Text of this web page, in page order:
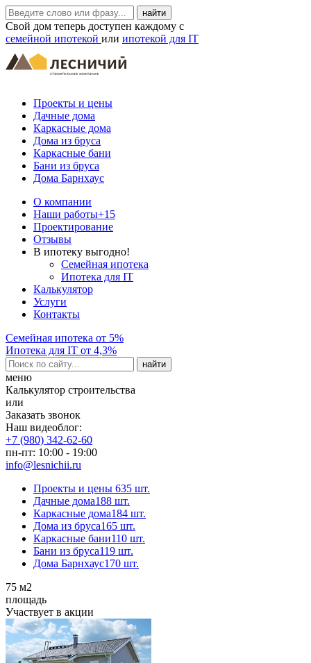
Свой дом теперь доступен каждому с
семейной ипотекой или ипотекой для IT
Проекты и цены
Дачные дома
Каркасные дома
Дома из бруса
Каркасные бани
Бани из бруса
Дома Барнхаус
О компании
Наши работы+15
Проектирование
Отзывы
В ипотеку выгодно!
Семейная ипотека
Ипотека для IT
Калькулятор
Услуги
Контакты
Семейная ипотека от 5%
Ипотека для IT от 4,3%
меню
Калькулятор строительства
или
Заказать звонок
Наш видеоблог:
+7 (980) 342-62-60
пн-пт: 10:00 - 19:00
info@lesnichii.ru
Проекты и цены 635 шт.
Дачные дома188 шт.
Каркасные дома184 шт.
Дома из бруса165 шт.
Каркасные бани110 шт.
Бани из бруса119 шт.
Дома Барнхаус170 шт.
75 м2
площадь
Участвует в акции